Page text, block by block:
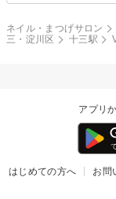
ネイル・まつげサロン
三・淀川区
十三駅
アプリ
はじめての方へ お問